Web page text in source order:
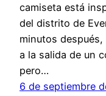
camiseta está
del distrito de
minutos
a la salida de un
pero…
6 de septiembre